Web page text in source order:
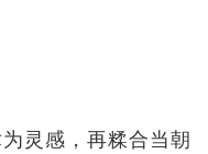
灵感，再糅合当朝